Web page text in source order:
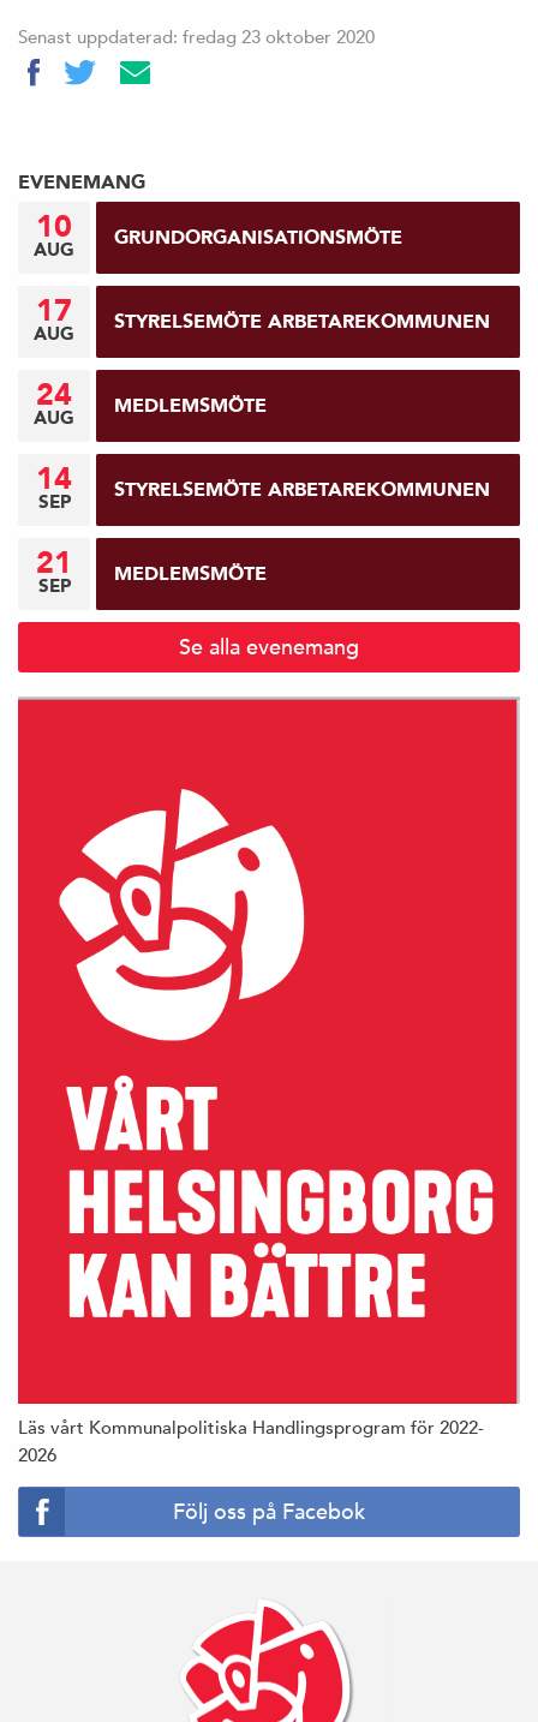
Senast uppdaterad: fredag 23 oktober 2020
EVENEMANG
10
AUG GRUNDORGANISATIONSMÖTE
17
AUG STYRELSEMÖTE ARBETAREKOMMUNEN
24
AUG MEDLEMSMÖTE
14
SEP STYRELSEMÖTE ARBETAREKOMMUNEN
21
SEP MEDLEMSMÖTE
Se alla evenemang
Läs vårt Kommunalpolitiska Handlingsprogram för 2022-
2026
Följ oss på Facebok